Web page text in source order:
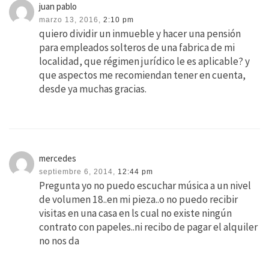
juan pablo
marzo 13, 2016, 2:10 pm
quiero dividir un inmueble y hacer una pensión
para empleados solteros de una fabrica de mi
localidad, que régimen jurídico le es aplicable? y
que aspectos me recomiendan tener en cuenta,
desde ya muchas gracias.
mercedes
septiembre 6, 2014, 12:44 pm
Pregunta yo no puedo escuchar música a un nivel
de volumen 18..en mi pieza..o no puedo recibir
visitas en una casa en ls cual no existe ningún
contrato con papeles..ni recibo de pagar el alquiler
no nos da